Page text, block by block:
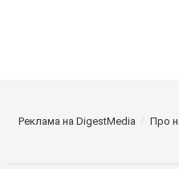
Реклама на DigestMedia Про